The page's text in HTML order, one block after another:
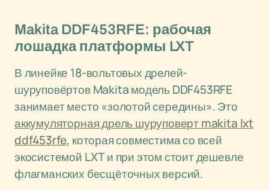
Makita DDF453RFE: рабочая
лошадка платформы LXT
В линейке 18-вольтовых дрелей-
шуруповёртов Makita модель DDF453RFE
занимает место «золотой середины». Это
аккумуляторная дрель шуруповерт makita lxt
ddf453rfe, которая совместима со всей
экосистемой LXT и при этом стоит дешевле
флагманских бесщёточных версий.